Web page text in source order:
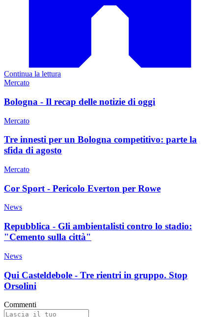
Continua la lettura
Mercato
Bologna - Il recap delle notizie di oggi
Mercato
Tre innesti per un Bologna competitivo: parte la
sfida di agosto
Mercato
Cor Sport - Pericolo Everton per Rowe
News
Repubblica - Gli ambientalisti contro lo stadio:
"Cemento sulla città"
News
Qui Casteldebole - Tre rientri in gruppo. Stop
Orsolini
Commenti